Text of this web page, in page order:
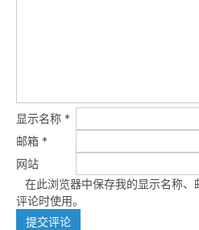
显示名称 *
邮箱 *
网站
在此浏览器中保存我的显示名称
评论时使用。